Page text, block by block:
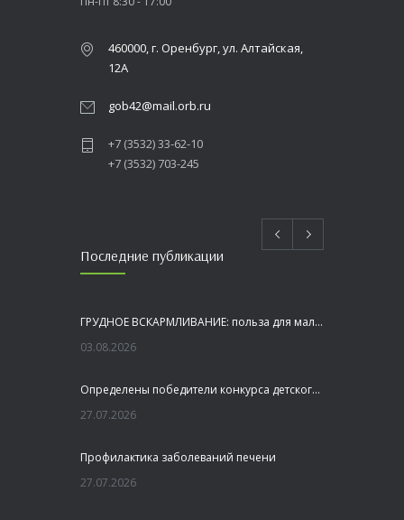
460000, г. Оренбург, ул. Алтайская,
12А
gob42@mail.orb.ru
+7 (3532) 33-62-10
+7 (3532) 703-245
Последние публикации
ГРУДНОЕ ВСКАРМЛИВАНИЕ: польза для малыша и мамы
03.08.2026
Определены победители конкурса детского рисунка «Я шагаю по Оренбуржью»
27.07.2026
Профилактика заболеваний печени
27.07.2026